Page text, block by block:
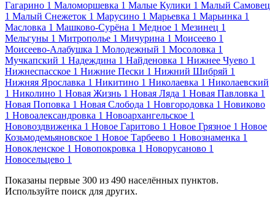
Гагарино 1 Маломоршевка 1 Малые Кулики 1 Малый Самовец
1 Малый Снежеток 1 Марусино 1 Марьевка 1 Марьинка 1
Масловка 1 Машково-Сурёна 1 Медное 1 Мезинец 1
Мельгуны 1 Митрополье 1 Мичурина 1 Моисеево 1
Моисеево-Алабушка 1 Молодежный 1 Мосоловка 1
Мучкапский 1 Надеждина 1 Найденовка 1 Нижнее Чуево 1
Нижнеспасское 1 Нижние Пески 1 Нижний Шибряй 1
Нижняя Ярославка 1 Никитино 1 Николаевка 1 Николаевский
1 Николино 1 Новая Жизнь 1 Новая Ляда 1 Новая Павловка 1
Новая Поповка 1 Новая Слобода 1 Новгородовка 1 Новиково
1 Новоалександровка 1 Новоархангельское 1
Нововоздвиженка 1 Новое Гаритово 1 Новое Грязное 1 Новое
Козьмодемьяновское 1 Новое Тарбеево 1 Новознаменка 1
Новокленское 1 Новопокровка 1 Новорусаново 1
Новосельцево 1
Показаны первые 300 из 490 населённых пунктов.
Используйте поиск для других.